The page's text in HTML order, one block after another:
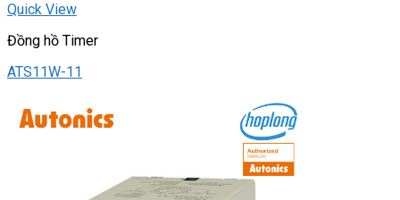
Quick View
Đồng hồ Timer
ATS11W-11